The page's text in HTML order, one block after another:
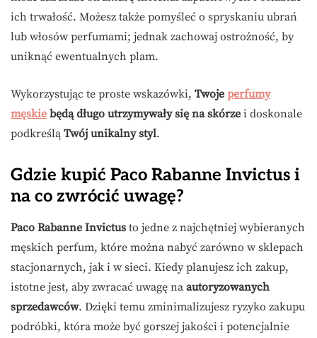
ich trwałość. Możesz także pomyśleć o spryskaniu ubrań
lub włosów perfumami; jednak zachowaj ostrożność, by
uniknąć ewentualnych plam.
Wykorzystując te proste wskazówki, Twoje perfumy
męskie będą długo utrzymywały się na skórze i doskonale
podkreślą Twój unikalny styl.
Gdzie kupić Paco Rabanne Invictus i
na co zwrócić uwagę?
Paco Rabanne Invictus to jedne z najchętniej wybieranych
męskich perfum, które można nabyć zarówno w sklepach
stacjonarnych, jak i w sieci. Kiedy planujesz ich zakup,
istotne jest, aby zwracać uwagę na autoryzowanych
sprzedawców. Dzięki temu zminimalizujesz ryzyko zakupu
podróbki, która może być gorszej jakości i potencjalnie